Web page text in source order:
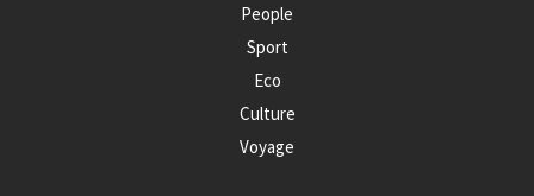
People
Sport
Eco
Culture
Voyage